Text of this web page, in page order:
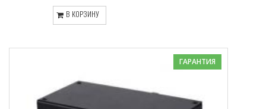
В КОРЗИНУ
ГАРАНТИЯ